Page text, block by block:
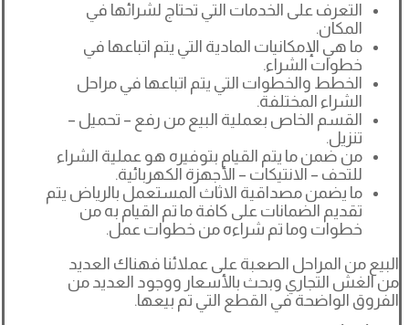
التعرف على الخدمات التي تحتاج لشرائها في
المكان.
ما هي الإمكانيات المادية التي يتم اتباعها في
خطوات الشراء.
الخطط والخطوات التي يتم اتباعها في مراحل
الشراء المختلفة.
القسم الخاص بعملية البيع من رفع – تحميل –
تنزيل.
من ضمن ما يتم القيام بتوفيره هو عملية الشراء
للتحف – الانتيكات – الأجهزة الكهربائية.
ما يضمن مصداقية الاثاث المستعمل بالرياض يتم
تقديم الضمانات على كافة ما تم القيام به من
خطوات وما تم شراءه من خطوات عمل.
البيع من المراحل الصعبة على عملائنا فهناك العديد
من الغش التجاري وبحث بالأسعار ووجود العديد من
الفروق الواضحة في القطع التي تم بيعها.